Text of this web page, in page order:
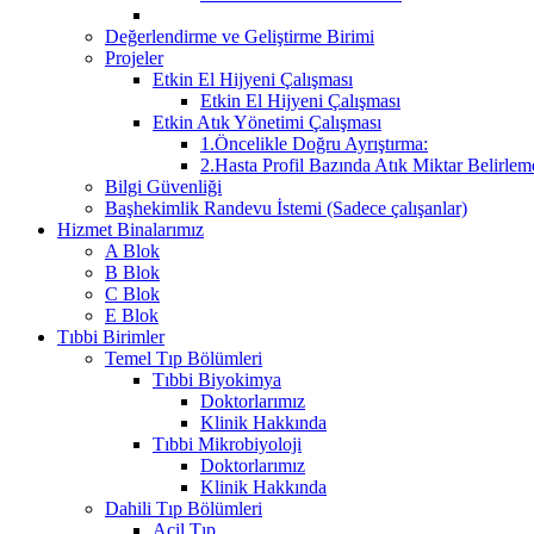
Değerlendirme ve Geliştirme Birimi
Projeler
Etkin El Hijyeni Çalışması
Etkin El Hijyeni Çalışması
Etkin Atık Yönetimi Çalışması
1.Öncelikle Doğru Ayrıştırma:
2.Hasta Profil Bazında Atık Miktar
Bilgi Güvenliği
Başhekimlik Randevu İstemi (Sadece çalışanlar)
Hizmet Binalarımız
A Blok
B Blok
C Blok
E Blok
Tıbbi Birimler
Temel Tıp Bölümleri
Tıbbi Biyokimya
Doktorlarımız
Klinik Hakkında
Tıbbi Mikrobiyoloji
Doktorlarımız
Klinik Hakkında
Dahili Tıp Bölümleri
Acil Tıp